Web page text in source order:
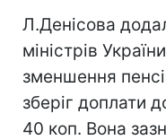
Л.Денісова
міністрів
зменшення
зберіг доплати
40 коп. Вона